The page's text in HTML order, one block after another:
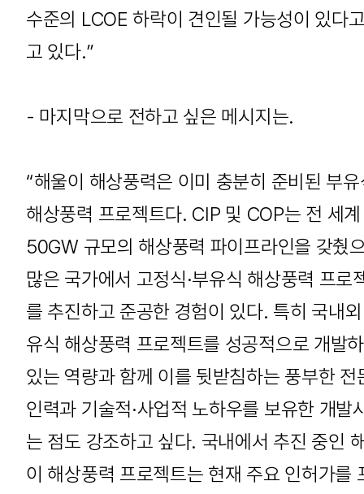
수준의 LCOE 하락이 견인될 가능성이 있다
고 있다.”
- 마지막으로 전하고 싶은 메시지는.
“해울이 해상풍력은 이미 충분히 준비된 부
해상풍력 프로젝트다. CIP 및 COP는 전 세
50GW 규모의 해상풍력 파이프라인을 갖췄
많은 국가에서 고정식·부유식 해상풍력 프로
를 추진하고 준공한 경험이 있다. 특히 국내
유식 해상풍력 프로젝트를 성공적으로 개발
있는 역량과 함께 이를 뒷받침하는 풍부한 전
인력과 기술적·사업적 노하우를 보유한 개발
는 점도 강조하고 싶다. 국내에서 추진 중인
이 해상풍력 프로젝트는 현재 주요 인허가를